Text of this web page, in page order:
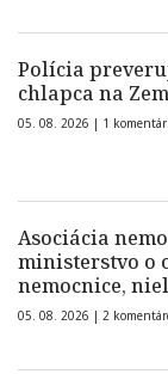
Polícia
chlapca na
05. 08. 2026 | 1 komentár
Asociácia
ministerstvo o
nemocnice,
05. 08. 2026 | 2